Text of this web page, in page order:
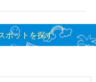
ポットを探す